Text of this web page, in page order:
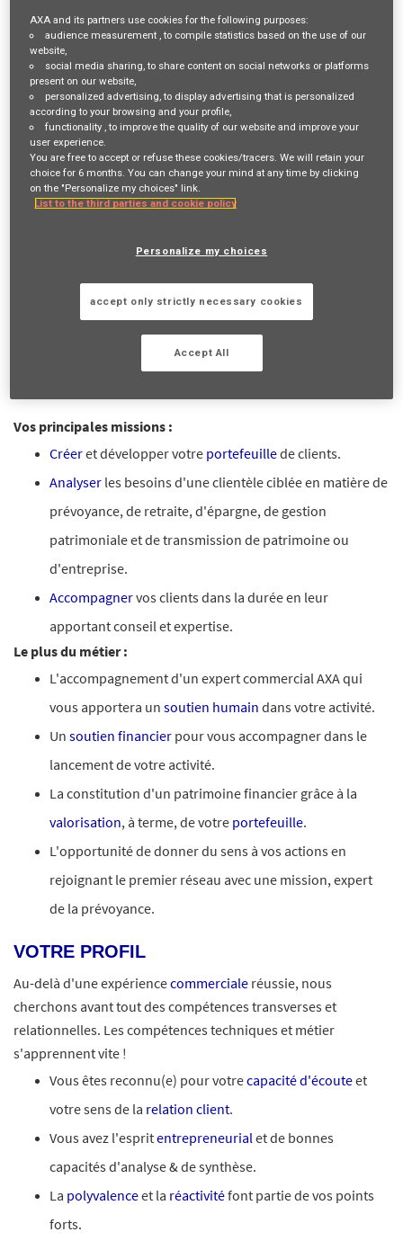
Job Description
VOTRE RÔLE ET VOS MISSIONS
Vous êtes reconnu(e) pour votre fibre
esprit de conquête ? Vous souhaitez développer votrepropre
activité ? Venez le faire avec nous !
spécialisant dans laprotectiondes personneset de leur
indépendantchez AXA ne signifie pas
exercer un métier seul, vous pourrez combiner
Vos principales missions :
Créeret développer votre portefeuillede clients.
Analyser les besoins d'une clientèle ciblée en matière de
prévoyance, de retraite, d'épargne, de gestion
patrimoniale et de transmission de patrimoine ou
d'entreprise.
Accompagnervos clients dans la durée en leur
apportant conseil et expertise.
Le plus du métier :
L'accompagnement d'un expert commercial AXA qui
vous apportera un soutien humain dans votre activité.
Un soutien financier pour vous accompagner dans le
lancement de votre activité.
La constitution d'un patrimoine financier grâce à la
valorisation, à terme, de votre portefeuille.
L'opportunité de donner du sens à vos actions en
rejoignant le premier réseau avec une mission, expert
de la prévoyance.
VOTRE PROFIL
Au-delà d'une expériencecommerciale réussie, nous
cherchons avant tout des compétences transverses et
relationnelles. Les compétences techniques et métier
s'apprennent vite !
Vous êtes reconnu(e) pour votrecapacité d'écouteet
votre sens de la relation client.
Vous avez l'espritentrepreneurialet de bonnes
capacités d'analyse & de synthèse.
La polyvalenceet la réactivitéfont partie de vos points
forts.
AXA and its partners use cookies for the following purposes:
audience measurement , to compile statistics based on the use of our
website,
social media sharing, to share content on social networks or platforms
present on our website,
personalized advertising, to display advertising that is personalized
according to your browsing and your profile,
functionality , to improve the quality of our website and improve your
user experience.
You are free to accept or refuse these cookies/tracers. We will retain your
choice for 6 months. You can change your mind at any time by clicking
on the "Personalize my choices" link.
List to the third parties and cookie policy
Personalize my choices
accept only strictly necessary cookies
Accept All